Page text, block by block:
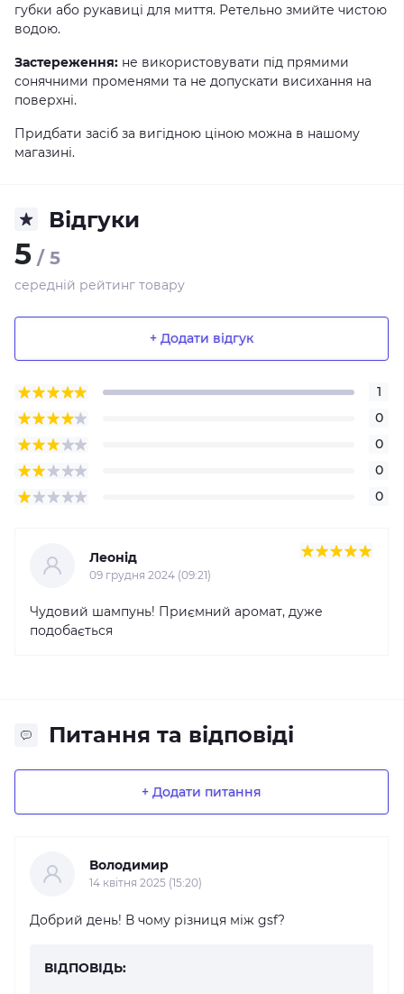
губки або рукавиці для миття. Ретельно змийте чистою
водою.
Застереження: не використовувати під прямими
сонячними променями та не допускати висихання на
поверхні.
Придбати засіб за вигідною ціною можна в нашому
магазині.
Відгуки
5 / 5
середній рейтинг товару
+ Додати відгук
1
0
0
0
0
Леонід
09 грудня 2024 (09:21)
Чудовий шампунь! Приємний аромат, дуже
подобається
Питання та відповіді
+ Додати питання
Володимир
14 квітня 2025 (15:20)
Добрий день! В чому різниця між gsf?
ВІДПОВІДЬ: